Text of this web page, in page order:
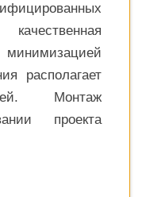
располагает
Монтаж
проекта